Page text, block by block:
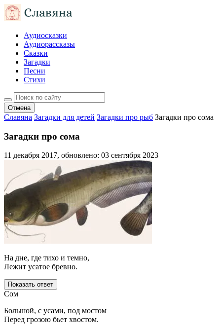
Аудиосказки
Аудиорассказы
Сказки
Загадки
Песни
Стихи
Отмена
Славяна Загадки для детей Загадки про рыб Загадки про сома
Загадки про сома
11 декабря 2017, обновлено: 03 сентября 2023
На дне, где тихо и темно,
Лежит усатое бревно.
Показать ответ
Сом
Большой, с усами, под мостом
Перед грозою бьет хвостом.